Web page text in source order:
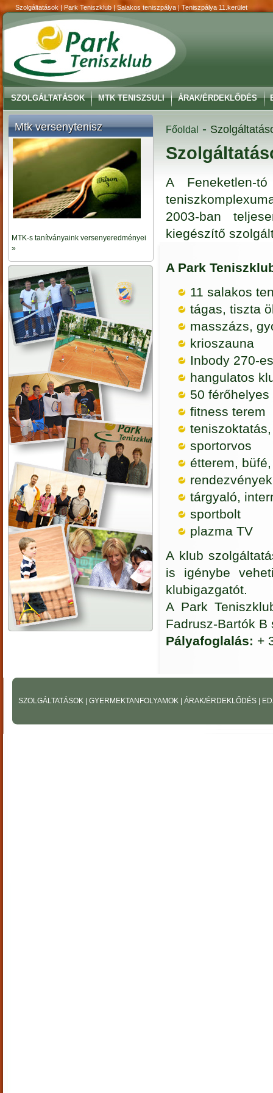
Szolgáltatások | Park Teniszklub | Salakos teniszpálya | Teniszpálya 11.kerület
SZOLGÁLTATÁSOK MTK TENISZSULI ÁRAK/ÉRDEKLŐDÉS
Mtk versenytenisz
MTK-s tanítványaink versenyeredményei
»
Főoldal -
A Feneketlen-
2003-ban
kiegészítő
A Park
11 salakos
tágas, tiszta
masszázs,
krioszauna
Inbody 270-
hangulatos
50
fitness terem
sportorvos
étterem,
tárgyaló,
sportbolt
plazma TV
A klub
is igénybe
klubigazgatót.
A Park
Fadrusz-Bartók B
Pályafoglalás: +
SZOLGÁLTATÁSOK GYERMEKTANFOLYAMOK ÁRAK/ÉRDEKLŐDÉS